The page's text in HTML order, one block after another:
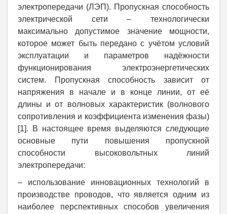
электропередачи (ЛЭП). Пропускная способность
электрической сети – технологически
максимально допустимое значение мощности,
которое может быть передано с учётом условий
эксплуатации и параметров надёжности
функционирования электроэнергетических
систем. Пропускная способность зависит от
напряжения в начале и в конце линии, от её
длины и от волновых характеристик (волнового
сопротивления и коэффициента изменения фазы)
[1]. В настоящее время выделяются следующие
основные пути повышения пропускной
способности высоковольтных линий
электропередачи:
– использование инновационных технологий в
производстве проводов, что является одним из
наиболее перспективных способов увеличения